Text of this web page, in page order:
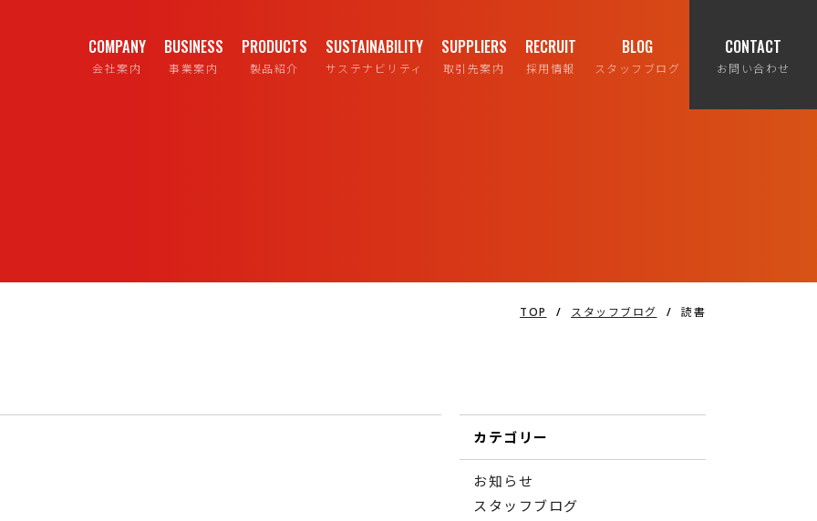
COMPANY
会社案内
BUSINESS
事業案内
PRODUCTS
製品紹介
SUSTAINABILITY
サステナビリティ
SUPPLIERS
取引先案内
RECRUIT
採用情報
BLOG
スタッフブログ
CONTACT
お問い合わせ
TOP / スタッフブログ / 読書
カテゴリー
お知らせ
スタッフブログ